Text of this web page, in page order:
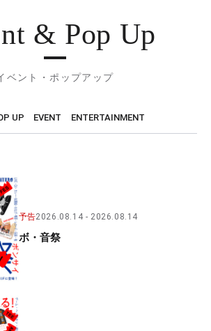
& Pop Up
ベント・ポップアップ
UP EVENT ENTERTAINMENT
予告2026.08.14 2026.08.14
ボ・音祭